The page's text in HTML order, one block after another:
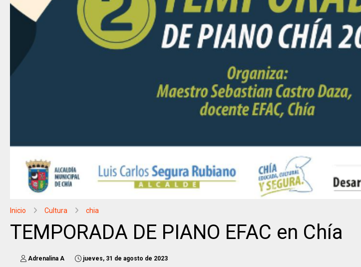
Inicio Cultura chia
TEMPORADA DE PIANO EFAC en Chía
Adrenalina A jueves, 31 de agosto de 2023